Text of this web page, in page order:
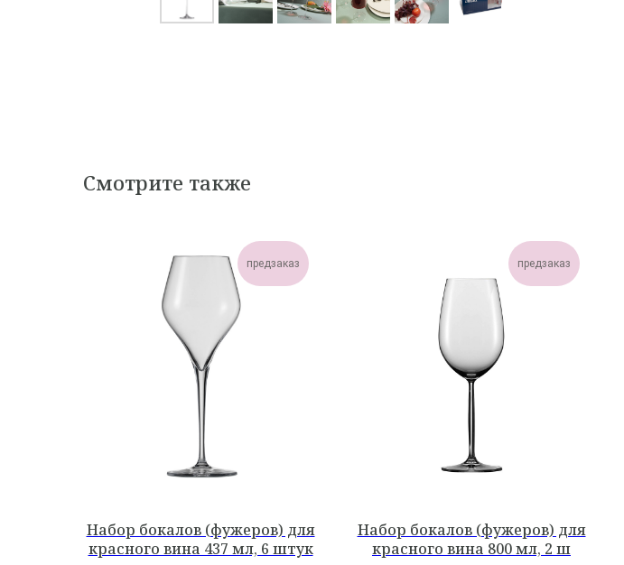
Смотрите также
предзаказ
Набор бокалов (фужеров) для
красного вина 437 мл, 6 штук
предзаказ
Набор бокалов (фужеров) для
красного вина 800 мл, 2 ш